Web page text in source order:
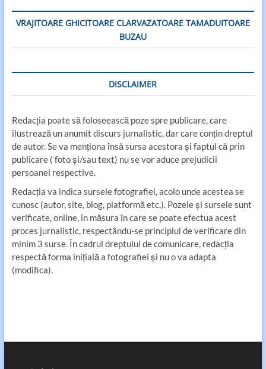
VRAJITOARE GHICITOARE CLARVAZATOARE TAMADUITOARE
BUZAU
DISCLAIMER
Redacția poate să foloseească poze spre publicare, care
ilustrează un anumit discurs jurnalistic, dar care conțin dreptul
de autor. Se va menționa însă sursa acestora și faptul că prin
publicare ( foto și/sau text) nu se vor aduce prejudicii
persoanei respective.
Redacția va indica sursele fotografiei, acolo unde acestea se
cunosc (autor, site, blog, platformă etc.). Pozele și sursele sunt
verificate, online, în măsura în care se poate efectua acest
proces jurnalistic, respectându-se principiul de verificare din
minim 3 surse. În cadrul dreptului de comunicare, redacția
respectă forma inițială a fotografiei și nu o va adapta
(modifica).